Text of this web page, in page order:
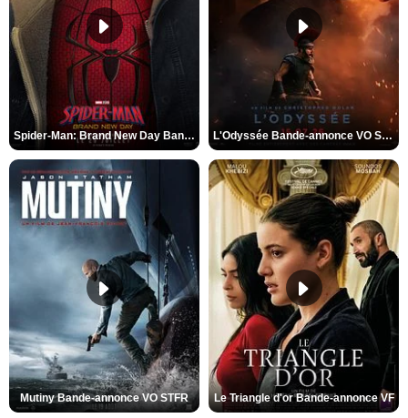
Spider-Man: Brand New Day Bande-annonce VO STFR L'Odyssée Bande-annonce VO STFR
Mutiny Bande-annonce VO STFR Le Triangle d'or Bande-annonce VF